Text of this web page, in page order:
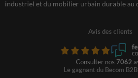
industriel et du mobilier urbain durable au
Avis des clients
Consulter nos 7062
Le gagnant du Becom